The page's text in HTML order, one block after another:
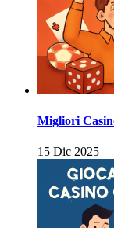
Migliori
15 Dic 2025